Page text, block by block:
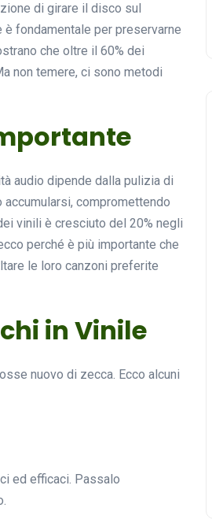
di girare il disco sul
fondamentale per preservarne
che oltre il 60% dei
non temere, ci sono metodi
audio dipende dalla pulizia di
accumularsi, compromettendo
vinili è cresciuto del 20% negli
perché è più importante che
le loro canzoni preferite
in Vinile
nuovo di zecca. Ecco alcuni
ed efficaci. Passalo
Musica
Musicoterapia: un